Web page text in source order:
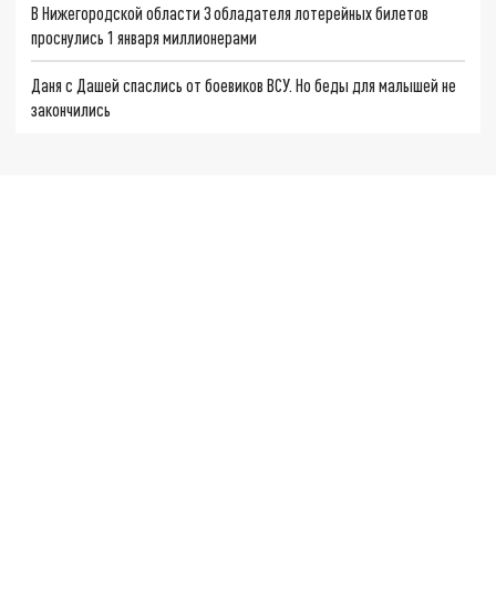
В Нижегородской области 3 обладателя лотерейных билетов
проснулись 1 января миллионерами
Даня с Дашей спаслись от боевиков ВСУ. Но беды для малышей не
закончились